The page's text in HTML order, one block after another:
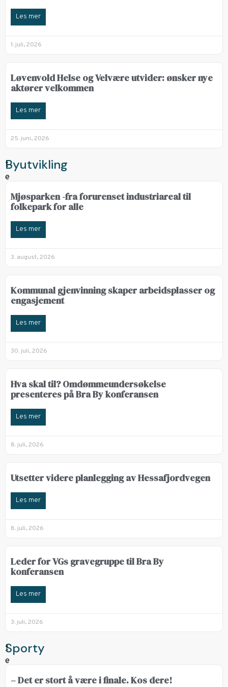
Les mer
1. juli, 2026
Løvenvold Helse og Velvære utvider: ønsker nye
aktører velkommen
Les mer
25. juni, 2026
Byutvikling
Mjøsparken -fra forurenset industriareal til
folkepark for alle
Les mer
3. august, 2026
Kommunal gjenvinning skaper arbeidsplasser og
engasjement
Les mer
30. juli, 2026
Hva skal til? Omdømmeundersøkelse
presenteres på Bra By konferansen
Les mer
8. juli, 2026
Utsetter videre planlegging av Hessafjordvegen
Les mer
8. juli, 2026
Leder for VGs gravegruppe til Bra By
konferansen
Les mer
3. juli, 2026
Sporty
– Det er stort å være i finale. Kos dere!